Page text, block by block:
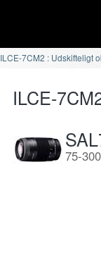
ILCE-7CM2 : Udskifteligt
ILCE-
75-